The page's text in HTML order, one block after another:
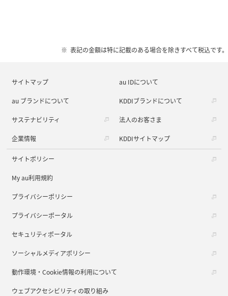
表記の金額は特に記載のある場合を除きすべて税込です。
サイトマップ au IDについて
au ブランドについて KDDIブランドについて
サステナビリティ 法人のお客さま
企業情報 KDDIサイトマップ
サイトポリシー
My au利用規約
プライバシーポリシー
プライバシーポータル
セキュリティポータル
ソーシャルメディアポリシー
動作環境・Cookie情報の利用について
ウェブアクセシビリティの取り組み